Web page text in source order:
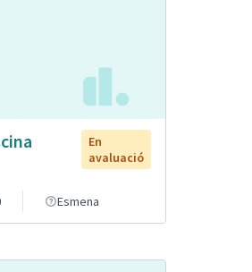
En
avaluació
Esmena